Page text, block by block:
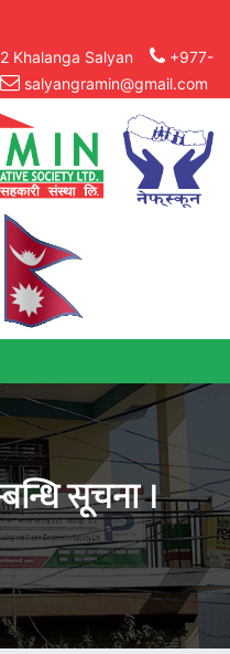
Khalanga Salyan
+977-
salyangramin@gmail.com
सूचना ।